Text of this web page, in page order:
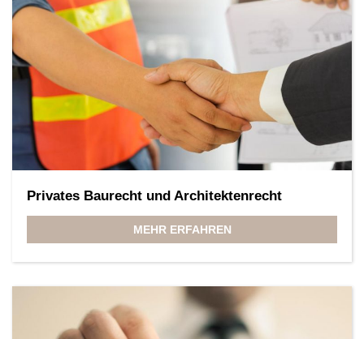
Privates Baurecht und Architektenrecht
MEHR ERFAHREN